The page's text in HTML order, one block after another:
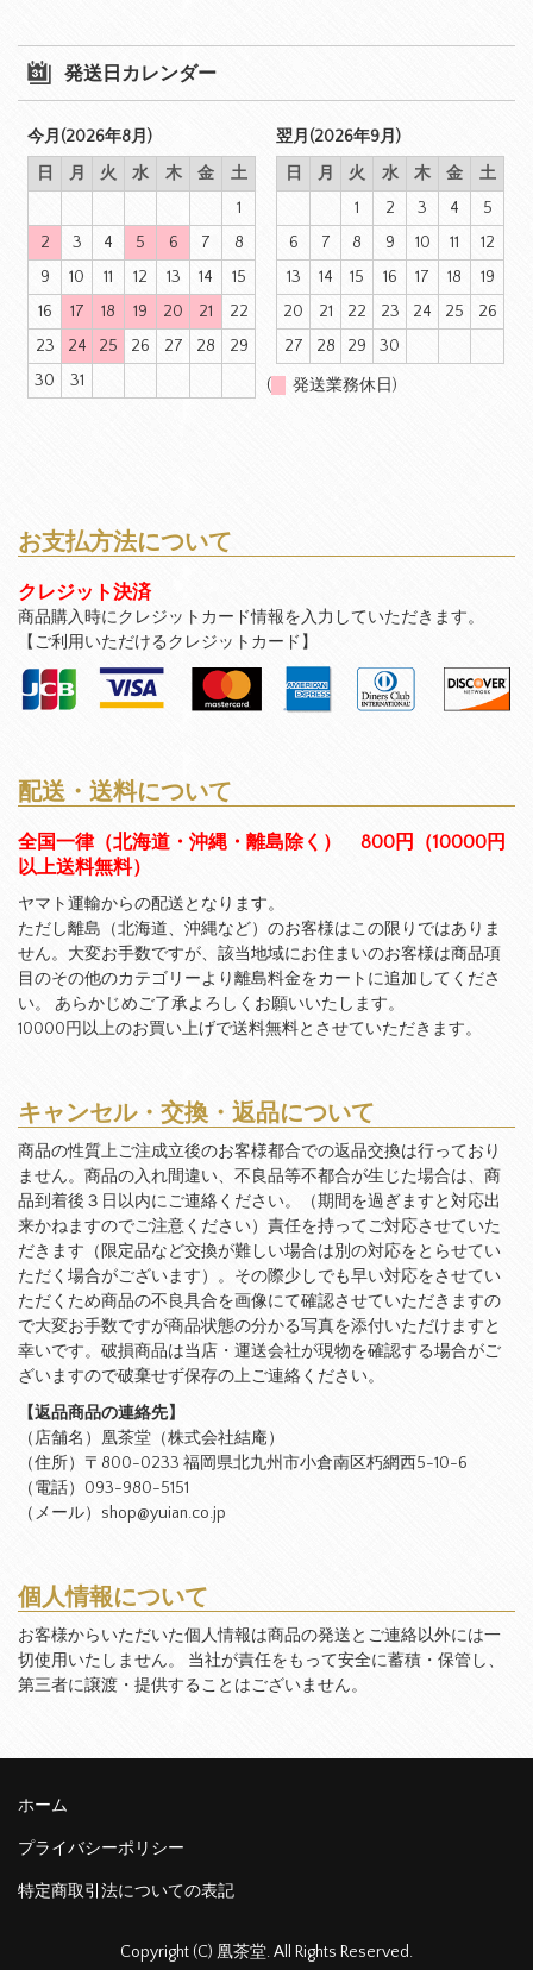
発送日カレンダー
今月(2026年8月)
日
月 火 水 木 金
土
1
2
3 4 5 6 7
8
9
10 11 12 13 14
15
16
17 18 19 20 21
22
23
24 25 26 27 28
29
30
31
翌月(2026年9月)
日
月 火 水 木 金
土
1
2 3 4
5
6
7 8 9 10 11
12
13
14 15 16 17 18
19
20
21 22 23 24 25
26
27
28 29 30
( 発送業務休日)
お支払方法について
クレジット決済
商品購入時にクレジットカード情報を入力していただきます。
【ご利用いただけるクレジットカード】
配送・送料について
全国一律（北海道・沖縄・離島除く） 800円（10000円
以上送料無料）
ヤマト運輸からの配送となります。
ただし離島（北海道、沖縄など）のお客様はこの限りではありま
せん。大変お手数ですが、該当地域にお住まいのお客様は商品項
目のその他のカテゴリーより離島料金をカートに追加してくださ
い。 あらかじめご了承よろしくお願いいたします。
10000円以上のお買い上げで送料無料とさせていただきます。
キャンセル・交換・返品について
商品の性質上ご注成立後のお客様都合での返品交換は行っており
ません。商品の入れ間違い、不良品等不都合が生じた場合は、商
品到着後３日以内にご連絡ください。（期間を過ぎますと対応出
来かねますのでご注意ください）責任を持ってご対応させていた
だきます（限定品など交換が難しい場合は別の対応をとらせてい
ただく場合がございます）。その際少しでも早い対応をさせてい
ただくため商品の不良具合を画像にて確認させていただきますの
で大変お手数ですが商品状態の分かる写真を添付いただけますと
幸いです。破損商品は当店・運送会社が現物を確認する場合がご
ざいますので破棄せず保存の上ご連絡ください。
【返品商品の連絡先】
（店舗名）凰茶堂（株式会社結庵）
（住所）〒800-0233 福岡県北九州市小倉南区朽網西5-10-6
（電話）093-980-5151
（メール）shop@yuian.co.jp
個人情報について
お客様からいただいた個人情報は商品の発送とご連絡以外には一
切使用いたしません。 当社が責任をもって安全に蓄積・保管し、
第三者に譲渡・提供することはございません。
ホーム
プライバシーポリシー
特定商取引法についての表記
Copyright (C) 凰茶堂. All Rights Reserved.